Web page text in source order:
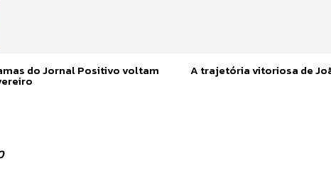
do Jornal Positivo voltam A trajetória vitoriosa de